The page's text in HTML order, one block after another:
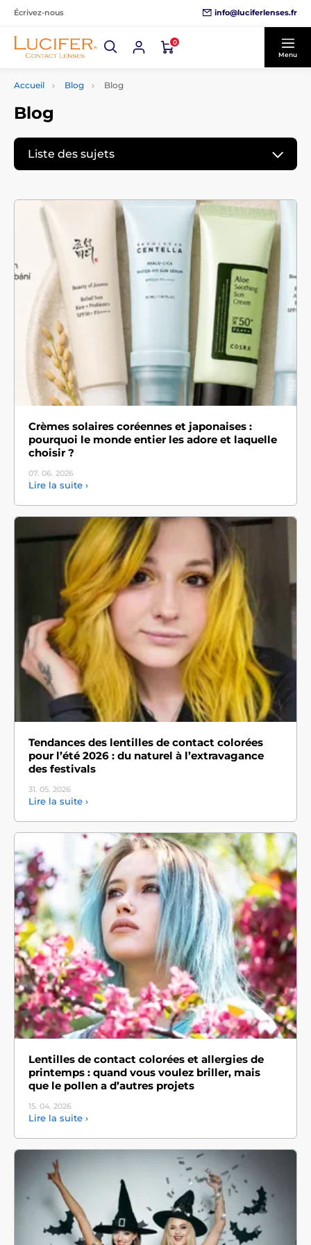
Écrivez-nous info@luciferlenses.fr
0
Menu
Accueil Blog Blog
Blog
Liste des sujets
Crèmes solaires coréennes et japonaises :
pourquoi le monde entier les adore et laquelle
choisir ?
07. 06. 2026
Lire la suite ›
Tendances des lentilles de contact colorées
pour l’été 2026 : du naturel à l’extravagance
des festivals
31. 05. 2026
Lire la suite ›
Lentilles de contact colorées et allergies de
printemps : quand vous voulez briller, mais
que le pollen a d’autres projets
15. 04. 2026
Lire la suite ›